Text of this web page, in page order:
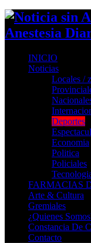
Anestesia
INICIO
Noticias
Locales /
Deportes
Economia
Politica
Policiales
FARMACIAS
Arte & Cultura
Gremiales
¿Quienes
Constancia De
Contacto